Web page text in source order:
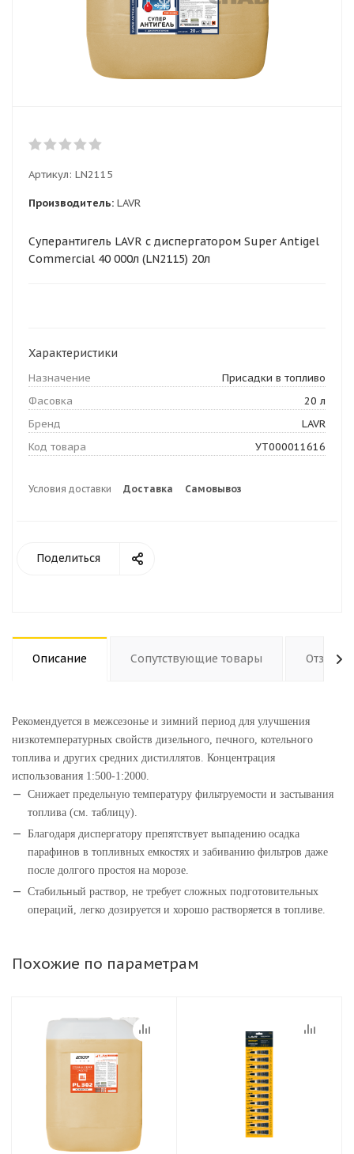
Артикул: LN2115
Производитель: LAVR
Суперантигель LAVR с диспергатором Super Antigel
Commercial 40 000л (LN2115) 20л
Характеристики
Назначение
Присадки в топливо
Фасовка
20 л
Бренд
LAVR
Код товара
УТ000011616
Условия доставки Доставка Самовывоз
Поделиться
Описание Сопутствующие товары Отзывы
Рекомендуется в межсезонье и зимний период для улучшения
низкотемпературных свойств дизельного, печного, котельного
топлива и других средних дистиллятов. Концентрация
использования 1:500-1:2000.
Снижает предельную температуру фильтруемости и застывания
топлива (см. таблицу).
Благодаря диспергатору препятствует выпадению осадка
парафинов в топливных емкостях и забиванию фильтров даже
после долгого простоя на морозе.
Стабильный раствор, не требует сложных подготовительных
операций, легко дозируется и хорошо растворяется в топливе.
Похожие по параметрам